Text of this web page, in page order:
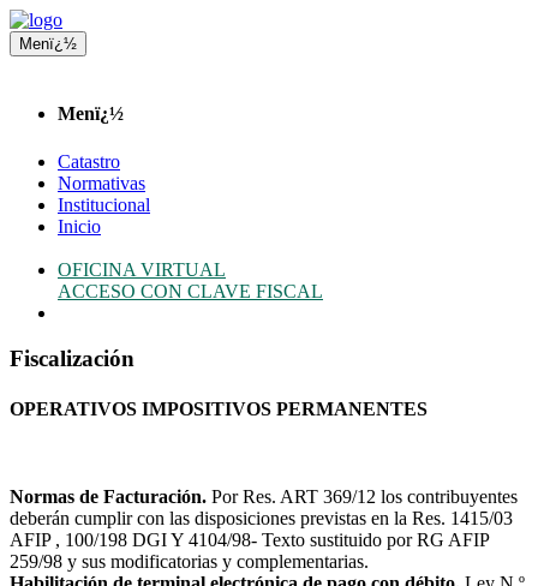
Menï¿½
Menï¿½
Catastro
Normativas
Institucional
Inicio
OFICINA VIRTUAL
ACCESO CON CLAVE FISCAL
Fiscalización
OPERATIVOS IMPOSITIVOS PERMANENTES
Normas de Facturación. Por Res. ART 369/12 los contribuyentes
deberán cumplir con las disposiciones previstas en la Res. 1415/03
AFIP , 100/198 DGI Y 4104/98- Texto sustituido por RG AFIP
259/98 y sus modificatorias y complementarias.